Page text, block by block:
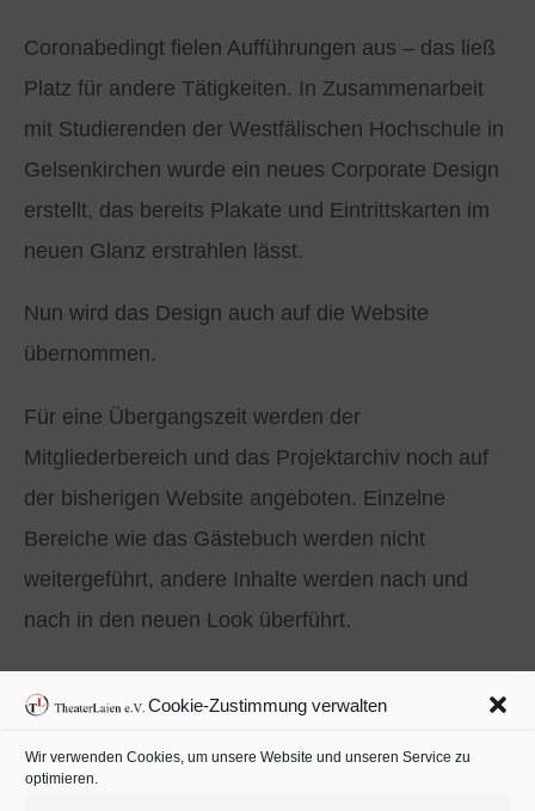
Cookie-Zustimmung verwalten
Wir verwenden Cookies, um unsere Website und unseren Service zu
optimieren.
Coronabedingt fielen Aufführungen aus – das ließ
Platz für andere Tätigkeiten. In Zusammenarbeit
mit Studierenden der Westfälischen Hochschule in
Gelsenkirchen wurde ein neues Corporate Design
erstellt, das bereits Plakate und Eintrittskarten im
neuen Glanz erstrahlen lässt.
Nun wird das Design auch auf die Website
übernommen.
Für eine Übergangszeit werden der
Mitgliederbereich und das Projektarchiv noch auf
der bisherigen Website angeboten. Einzelne
Bereiche wie das Gästebuch werden nicht
weitergeführt, andere Inhalte werden nach und
nach in den neuen Look überführt.
gefällt unsere neue Website!